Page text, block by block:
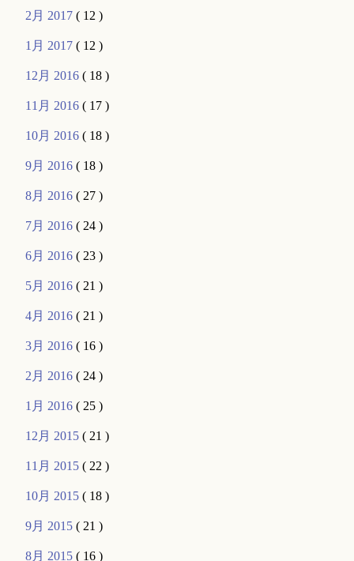
2月 2017( 12 )
1月 2017( 12 )
12月 2016( 18 )
11月 2016( 17 )
10月 2016( 18 )
9月 2016( 18 )
8月 2016( 27 )
7月 2016( 24 )
6月 2016( 23 )
5月 2016( 21 )
4月 2016( 21 )
3月 2016( 16 )
2月 2016( 24 )
1月 2016( 25 )
12月 2015( 21 )
11月 2015( 22 )
10月 2015( 18 )
9月 2015( 21 )
8月 2015( 16 )